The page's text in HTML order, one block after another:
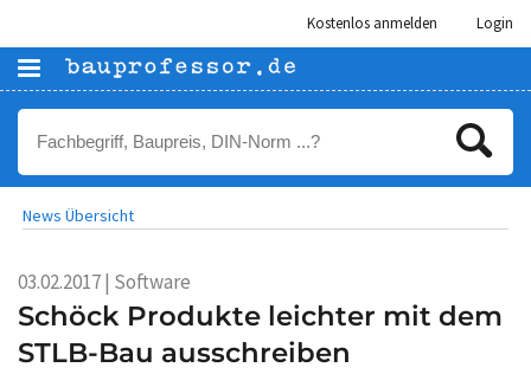
Kostenlos anmelden Login
News Übersicht
03.02.2017 | Software
Schöck Produkte leichter mit dem
STLB-Bau ausschreiben